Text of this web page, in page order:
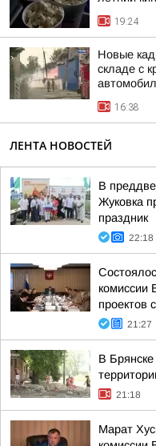
19:24
Новые
складе с
16:38
ЛЕНТА НОВОСТЕЙ
В
Жуковка
праздник
22:18
комиссии
проектов
21:27
В
21:18
Марат